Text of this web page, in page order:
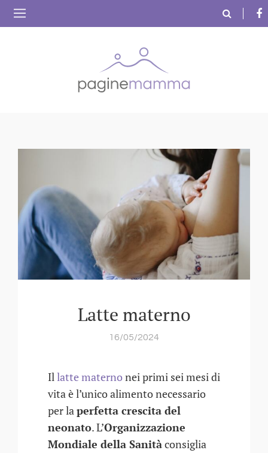
Latte materno
16/05/2024
Illatte maternonei primi sei mesi di
vita è l’unico alimento necessario
per laperfetta crescita del
neonato. L’Organizzazione
Mondiale della Sanitàconsiglia